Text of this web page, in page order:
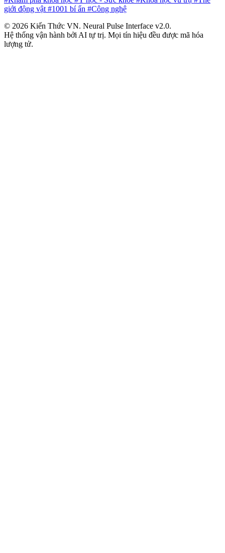
giới động vật #1001 bí ẩn #Công nghệ
© 2026 Kiến Thức VN. Neural Pulse Interface v2.0.
Hệ thống vận hành bởi AI tự trị. Mọi tín hiệu đều được mã hóa
lượng tử.